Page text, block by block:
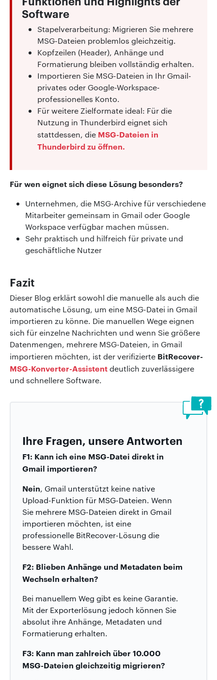
Software
Stapelverarbeitung: Migrieren Sie mehrere
MSG-Dateien problemlos gleichzeitig.
Kopfzeilen (Header), Anhänge und
Formatierung bleiben vollständig erhalten.
Importieren Sie MSG-Dateien in Ihr Gmail-
privates oder Google-Workspace-
professionelles Konto.
Für weitere Zielformate ideal: Für die
Nutzung in Thunderbird eignet sich
stattdessen, die MSG-Dateien in
Thunderbird zu öffnen.
Für wen eignet sich diese Lösung besonders?
Unternehmen, die MSG-Archive für verschiedene
Mitarbeiter gemeinsam in Gmail oder Google
Workspace verfügbar machen müssen.
Sehr praktisch und hilfreich für private und
geschäftliche Nutzer
Fazit
Dieser Blog erklärt sowohl die manuelle als auch die
automatische Lösung, um eine MSG-Datei in Gmail
importieren zu könne. Die manuellen Wege eignen
sich für einzelne Nachrichten und wenn Sie größere
Datenmengen, mehrere MSG-Dateien, in Gmail
importieren möchten, ist der verifizierte BitRecover-
MSG-Konverter-Assistentdeutlich zuverlässigere
und schnellere Software.
Ihre Fragen, unsere Antworten
F1: Kann ich eine MSG-Datei direkt in
Gmail importieren?
Nein, Gmail unterstützt keine native
Upload-Funktion für MSG-Dateien. Wenn
Sie mehrere MSG-Dateien direkt in Gmail
importieren möchten, ist eine
professionelle BitRecover-Lösung die
bessere Wahl.
F2: Blieben Anhänge und Metadaten beim
Wechseln erhalten?
Bei manuellem Weg gibt es keine Garantie.
Mit der Exporterlösung jedoch können Sie
absolut ihre Anhänge, Metadaten und
Formatierung erhalten.
F3: Kann man zahlreich über 10.000
MSG-Dateien gleichzeitig migrieren?